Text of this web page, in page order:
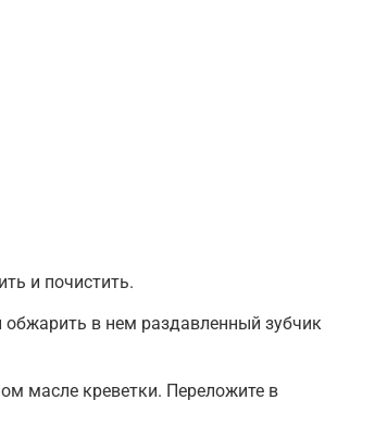
и почистить.
в нем раздавленный зубчик
масле креветки. Переложите в